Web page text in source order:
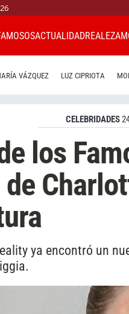
ACTUALIDADREALEZA
VÁZQUEZ LUZ CIPRIOTA
CELEBRIDADES
los
ya encontró un